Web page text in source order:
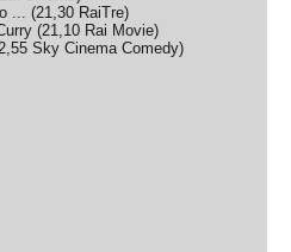
... (21,30 RaiTre)
(21,10 Rai Movie)
Sky Cinema Comedy)